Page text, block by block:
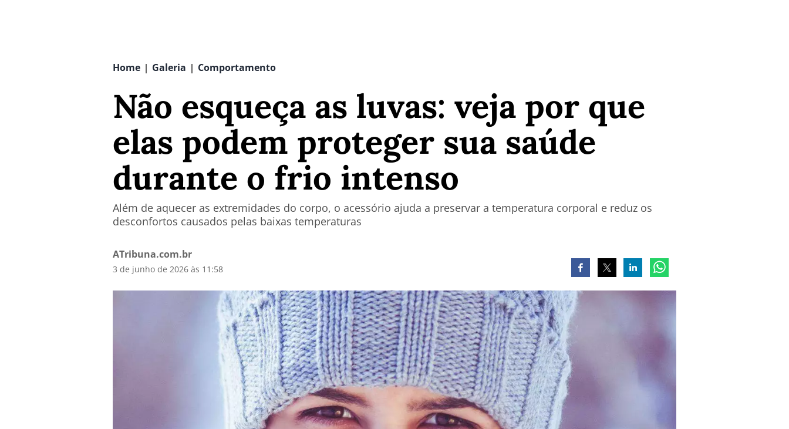
Home | Galeria | Comportamento
Não esqueça as luvas: veja por que
elas podem proteger sua saúde
durante o frio intenso
Além de aquecer as extremidades do corpo, o acessório ajuda a preservar a temperatura corporal e reduz os
desconfortos causados pelas baixas temperaturas
ATribuna.com.br
3 de junho de 2026 às 11:58